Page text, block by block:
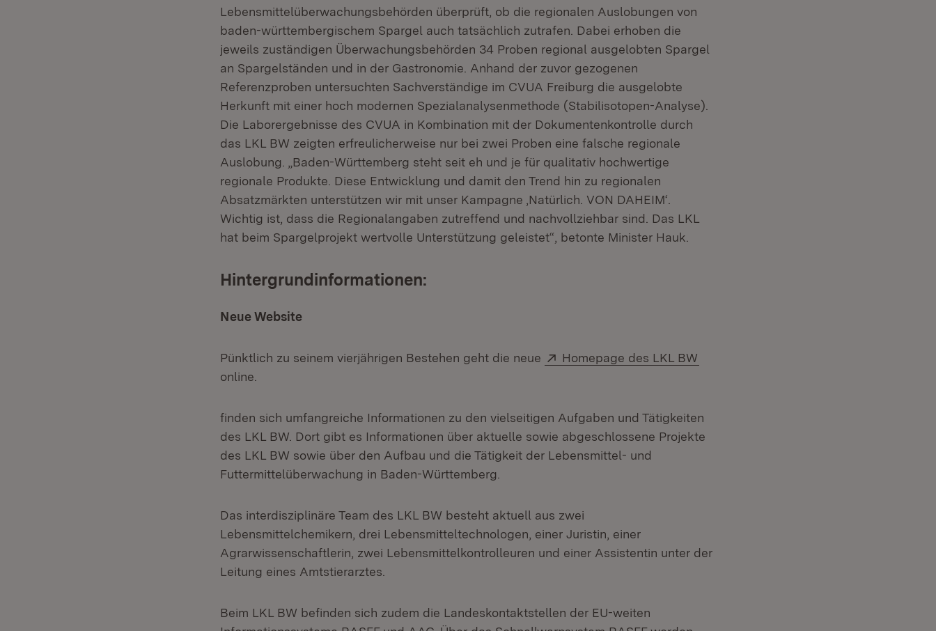
Lebensmittelüberwachungsbehörden überprüft, ob die regionalen Auslobungen von
baden-württembergischem Spargel auch tatsächlich zutrafen. Dabei erhoben die
jeweils zuständigen Überwachungsbehörden 34 Proben regional ausgelobten Spargel
an Spargelständen und in der Gastronomie. Anhand der zuvor gezogenen
Referenzproben untersuchten Sachverständige im CVUA Freiburg die ausgelobte
Herkunft mit einer hoch modernen Spezialanalysenmethode (Stabilisotopen-Analyse).
Die Laborergebnisse des CVUA in Kombination mit der Dokumentenkontrolle durch
das LKL BW zeigten erfreulicherweise nur bei zwei Proben eine falsche regionale
Auslobung. „Baden-Württemberg steht seit eh und je für qualitativ hochwertige
regionale Produkte. Diese Entwicklung und damit den Trend hin zu regionalen
Absatzmärkten unterstützen wir mit unser Kampagne ‚Natürlich. VON DAHEIM‘.
Wichtig ist, dass die Regionalangaben zutreffend und nachvollziehbar sind. Das LKL
hat beim Spargelprojekt wertvolle Unterstützung geleistet“, betonte Minister Hauk.
Hintergrundinformationen:
Neue Website
Pünktlich zu seinem vierjährigen Bestehen geht die neue Extern:
Homepage des LKL BW
online.
finden sich umfangreiche Informationen zu den vielseitigen Aufgaben und Tätigkeiten
des LKL BW. Dort gibt es Informationen über aktuelle sowie abgeschlossene Projekte
des LKL BW sowie über den Aufbau und die Tätigkeit der Lebensmittel- und
Futtermittelüberwachung in Baden-Württemberg.
Das interdisziplinäre Team des LKL BW besteht aktuell aus zwei
Lebensmittelchemikern, drei Lebensmitteltechnologen, einer Juristin, einer
Agrarwissenschaftlerin, zwei Lebensmittelkontrolleuren und einer Assistentin unter der
Leitung eines Amtstierarztes.
Beim LKL BW befinden sich zudem die Landeskontaktstellen der EU-weiten